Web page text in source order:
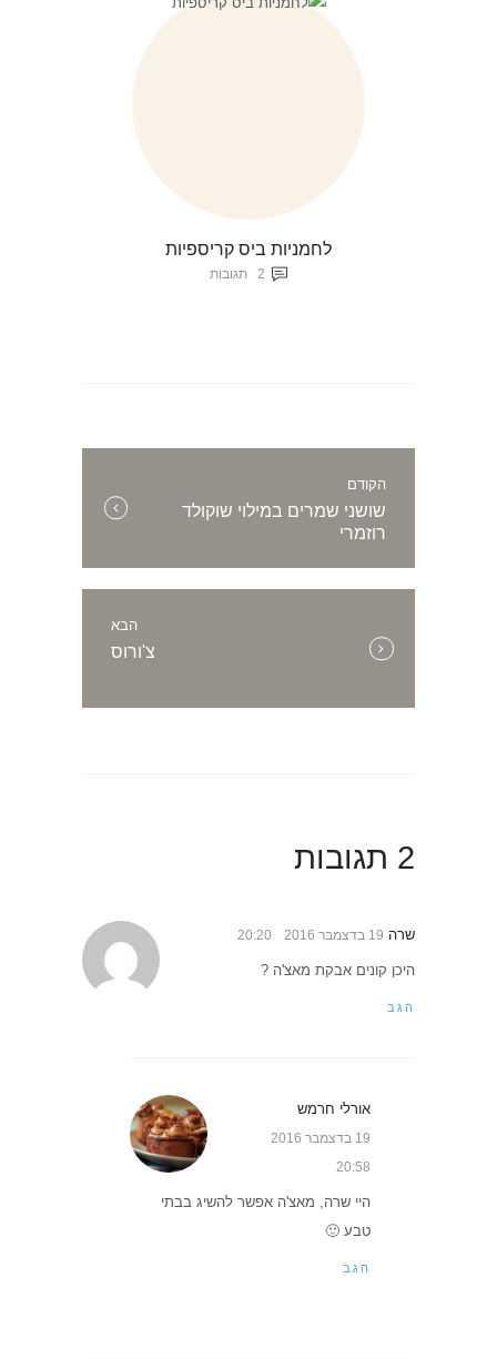
לחמניות ביס קריספיות
2 תגובות
הקודם
הקודם:
שושני שמרים במילוי שוקולד
רוזמרי
הבא
צ'ורוס
2 תגובות
שרה 19 בדצמבר 2016 20:20
היכן קונים אבקת מאצ'ה ?
הגב
אורלי חרמש
19 בדצמבר 2016
20:58
היי שרה, מאצ'ה אפשר להשיג בבתי
טבע 🙂
הגב